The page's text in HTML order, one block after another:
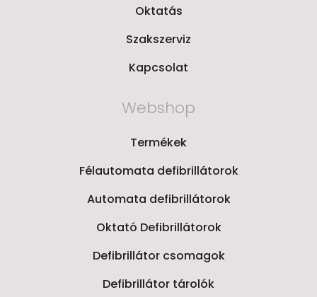
Oktatás
Szakszerviz
Kapcsolat
Webshop
Termékek
Félautomata defibrillátorok
Automata defibrillátorok
Oktató Defibrillátorok
Defibrillátor csomagok
Defibrillátor tárolók